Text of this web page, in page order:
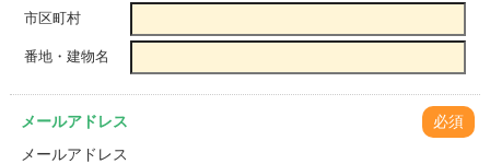
市区町村
番地・建物名
メールアドレス
必須
メールアドレス